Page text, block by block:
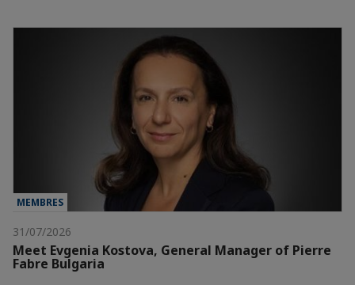
MEMBRES
31/07/2026
Meet Evgenia Kostova, General Manager of Pierre
Fabre Bulgaria